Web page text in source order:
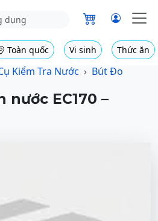
Toàn quốc Vi sinh Thức ăn
Kiểm Tra Nước Bút Đo
nước EC170 –